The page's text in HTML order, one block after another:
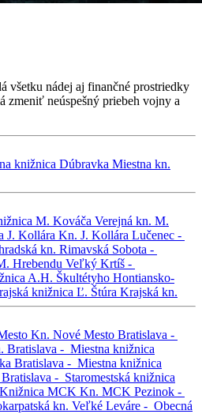
všetku nádej aj finančné prostriedky
zmeniť neúspešný priebeh vojny a
knižnica Dúbravka Miestna kn.
M. Kováča Verejná kn. M.
J. Kollára Kn. J. Kollára Lučenec -
kn. Rimavská Sobota -
Hrebendu Veľký Krtíš -
A.H. Škultétyho Hontiansko-
knižnica Ľ. Štúra Krajská kn.
Kn. Nové Mesto Bratislava -
Bratislava - Miestna knižnica
Bratislava - Miestna knižnica
Bratislava - Staromestská knižnica
Knižnica MCK Kn. MCK Pezinok -
kn. Veľké Leváre - Obecná